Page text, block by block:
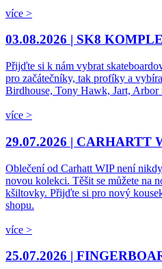
více >
03.08.2026 | SK8
Přijďte si k nám vybrat
pro začátečníky, tak profíky a
Birdhouse, Tony Hawk, Jart, Arbor
více >
29.07.2026 | CARHARTT
Oblečení od Carhatt WIP není
novou kolekci. Těšit se můžete na
kšiltovky. Přijďte si pro nový
shopu.
více >
25.07.2026 |